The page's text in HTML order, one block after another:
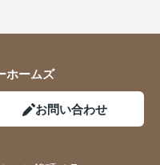
ホームズ
お問い合わせ